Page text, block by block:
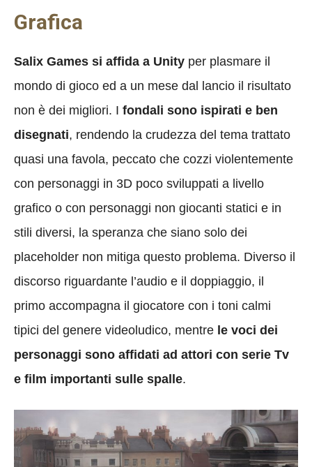
Grafica
Salix Games si affida a Unity per plasmare il
mondo di gioco ed a un mese dal lancio il risultato
non è dei migliori. I fondali sono ispirati e ben
disegnati, rendendo la crudezza del tema trattato
quasi una favola, peccato che cozzi violentemente
con personaggi in 3D poco sviluppati a livello
grafico o con personaggi non giocanti statici e in
stili diversi, la speranza che siano solo dei
placeholder non mitiga questo problema. Diverso il
discorso riguardante l’audio e il doppiaggio, il
primo accompagna il giocatore con i toni calmi
tipici del genere videoludico, mentre le voci dei
personaggi sono affidati ad attori con serie Tv
e film importanti sulle spalle.